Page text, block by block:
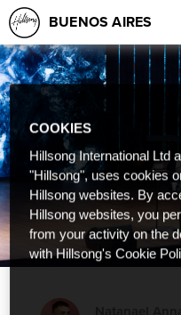
BUENOS AIRES
COOKIES
Hillsong International Ltd
"Hillsong", uses cookies
Hillsong websites. By
Hillsong websites, you
from your activity on the
with Hillsong's Cookie